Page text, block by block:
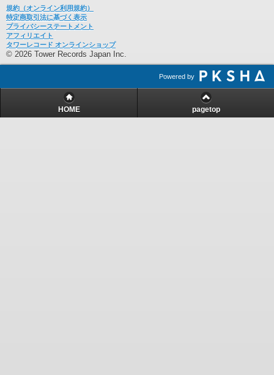
規約（オンライン利用規約）
特定商取引法に基づく表示
プライバシーステートメント
アフィリエイト
タワーレコード オンラインショップ
© 2026 Tower Records Japan Inc.
Powered by
HOME pagetop